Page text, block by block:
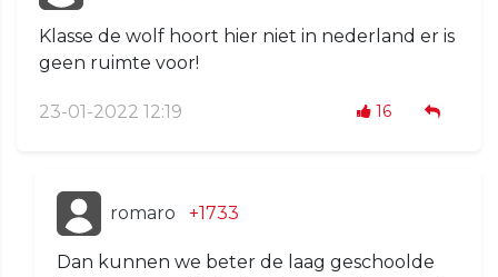
Klasse de wolf hoort hier niet in nederland er is
geen ruimte voor!
23-01-2022 12:19 16
romaro +1733
Dan kunnen we beter de laag geschoolde